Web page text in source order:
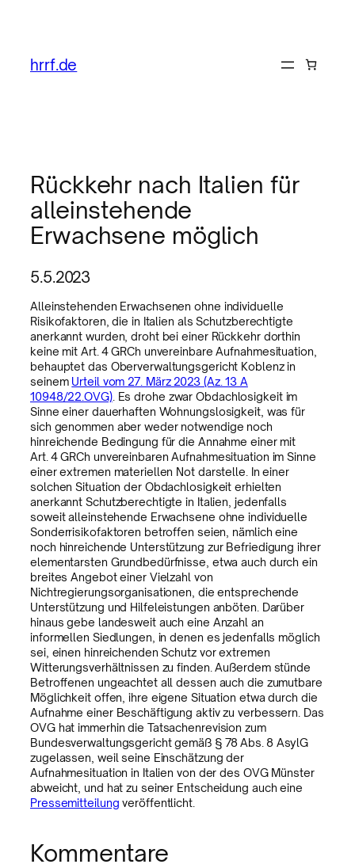
hrrf.de
Rückkehr nach Italien für
alleinstehende
Erwachsene möglich
5.5.2023
Alleinstehenden Erwachsenen ohne individuelle
Risikofaktoren, die in Italien als Schutzberechtigte
anerkannt wurden, droht bei einer Rückkehr dorthin
keine mit Art. 4 GRCh unvereinbare Aufnahmesituation,
behauptet das Oberverwaltungsgericht Koblenz in
seinem Urteil vom 27. März 2023 (Az. 13 A
10948/22.OVG). Es drohe zwar Obdachlosigkeit im
Sinne einer dauerhaften Wohnungslosigkeit, was für
sich genommen aber weder notwendige noch
hinreichende Bedingung für die Annahme einer mit
Art. 4 GRCh unvereinbaren Aufnahmesituation im Sinne
einer extremen materiellen Not darstelle. In einer
solchen Situation der Obdachlosigkeit erhielten
anerkannt Schutzberechtigte in Italien, jedenfalls
soweit alleinstehende Erwachsene ohne individuelle
Sonderrisikofaktoren betroffen seien, nämlich eine
noch hinreichende Unterstützung zur Befriedigung ihrer
elementarsten Grundbedürfnisse, etwa auch durch ein
breites Angebot einer Vielzahl von
Nichtregierungsorganisationen, die entsprechende
Unterstützung und Hilfeleistungen anböten. Darüber
hinaus gebe landesweit auch eine Anzahl an
informellen Siedlungen, in denen es jedenfalls möglich
sei, einen hinreichenden Schutz vor extremen
Witterungsverhältnissen zu finden. Außerdem stünde
Betroffenen ungeachtet all dessen auch die zumutbare
Möglichkeit offen, ihre eigene Situation etwa durch die
Aufnahme einer Beschäftigung aktiv zu verbessern. Das
OVG hat immerhin die Tatsachenrevision zum
Bundesverwaltungsgericht gemäß § 78 Abs. 8 AsylG
zugelassen, weil seine Einschätzung der
Aufnahmesituation in Italien von der des OVG Münster
abweicht, und hat zu seiner Entscheidung auch eine
Pressemitteilung veröffentlicht.
Kommentare